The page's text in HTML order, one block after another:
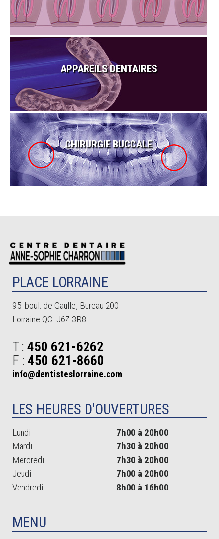
APPAREILS DENTAIRES
CHIRURGIE BUCCALE
PLACE LORRAINE
95, boul. de Gaulle, Bureau 200
Lorraine QC J6Z 3R8
T : 450 621-6262
F : 450 621-8660
info@dentisteslorraine.com
LES HEURES D'OUVERTURES
Lundi
7h00 à 20h00
Mardi
7h30 à 20h00
Mercredi
7h30 à 20h00
Jeudi
7h00 à 20h00
Vendredi
8h00 à 16h00
MENU